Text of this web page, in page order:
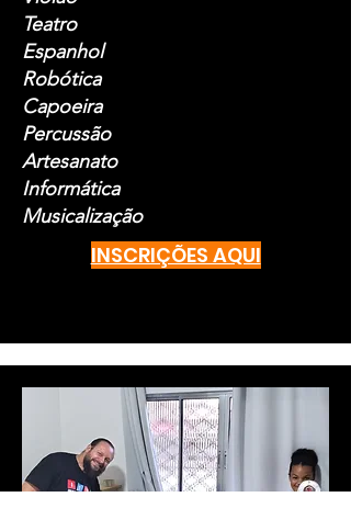
Teatro
Espanhol
Robótica
Capoeira
Percussão
Artesanato
Informática
Musicalização
INSCRIÇÕES AQUI